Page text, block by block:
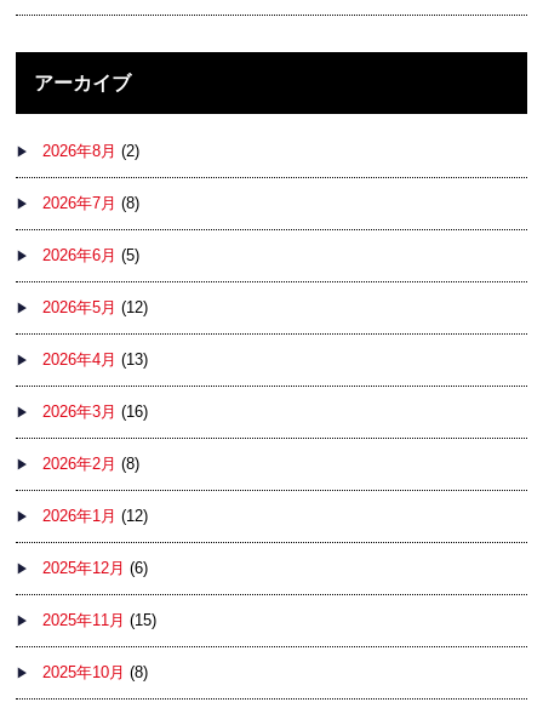
アーカイブ
2026年8月 (2)
2026年7月 (8)
2026年6月 (5)
2026年5月 (12)
2026年4月 (13)
2026年3月 (16)
2026年2月 (8)
2026年1月 (12)
2025年12月 (6)
2025年11月 (15)
2025年10月 (8)